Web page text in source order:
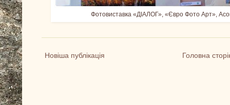
Фотовиставка «ДІАЛОГ», «Євро Фото Арт»,
Новіша публікація Головна